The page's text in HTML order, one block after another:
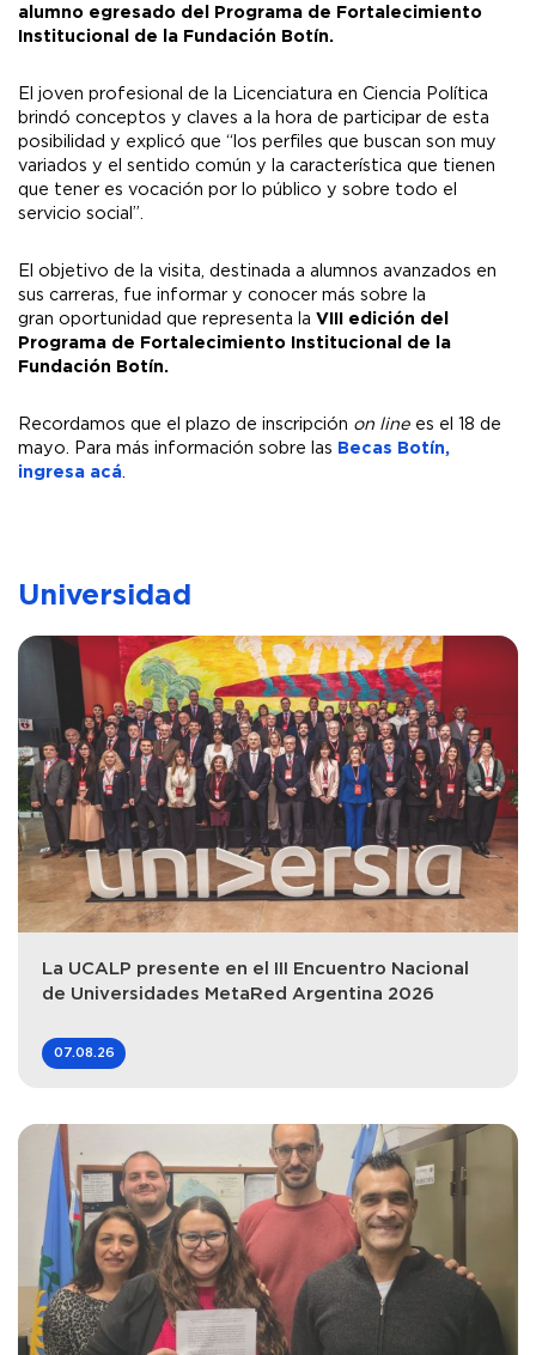
alumno egresado del Programa de Fortalecimiento
Institucional de la Fundación Botín.
El joven profesional de la Licenciatura en Ciencia Política
brindó conceptos y claves a la hora de participar de esta
posibilidad y explicó que “los perfiles que buscan son muy
variados y el sentido común y la característica que tienen
que tener es vocación por lo público y sobre todo el
servicio social”.
El objetivo de la visita, destinada a alumnos avanzados en
sus carreras, fue informar y conocer más sobre la
gran oportunidad que representa la VIII edición del
Programa de Fortalecimiento Institucional de la
Fundación Botín.
Recordamos que el plazo de inscripción on line es el 18 de
mayo. Para más información sobre las Becas Botín,
ingresa acá.
Universidad
La UCALP presente en el III Encuentro Nacional
de Universidades MetaRed Argentina 2026
07.08.26